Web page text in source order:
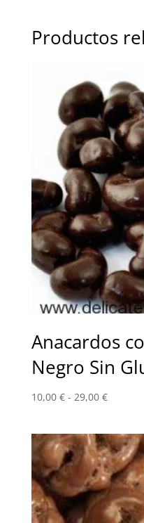
10,00 €
Productos
Anacardos
Negro Sin
10,00 € - 29,00 €Rango
desde
10,00 €
hasta
29,00 €